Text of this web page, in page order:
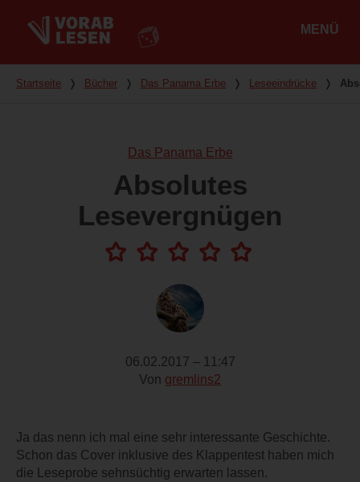
MENÜ
Du bist hier
Startseite ❭ Bücher ❭ Das Panama Erbe ❭ Leseeindrücke ❭
Das Panama Erbe
Absolutes
Lesevergnügen
06.02.2017 – 11:47
Von gremlins2
Ja das nenn ich mal eine sehr interessante Geschichte.
Schon das Cover inklusive des Klappentest haben mich
die Leseprobe sehnsüchtig erwarten lassen.